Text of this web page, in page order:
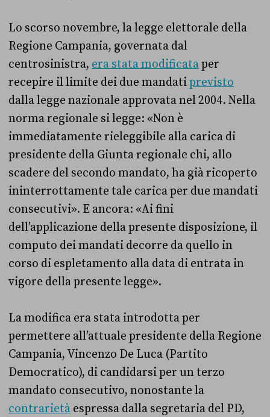
Lo scorso novembre, la legge elettorale della
Regione Campania, governata dal
centrosinistra, era stata modificataper
recepire il limite dei due mandatiprevisto
dalla legge nazionale approvata nel 2004. Nella
norma regionale si legge: «Non è
immediatamente rieleggibile alla carica di
presidente della Giunta regionale chi, allo
scadere del secondo mandato, ha già ricoperto
ininterrottamente tale carica per due mandati
consecutivi». E ancora: «Ai fini
dell’applicazione della presente disposizione, il
computo dei mandati decorre da quello in
corso di espletamento alla data di entrata in
vigore della presente legge».
La modifica era stata introdotta per
permettere all’attuale presidente della Regione
Campania, Vincenzo De Luca (Partito
Democratico), di candidarsi per un terzo
mandato consecutivo, nonostante la
contrarietà espressa dalla segretaria del PD,